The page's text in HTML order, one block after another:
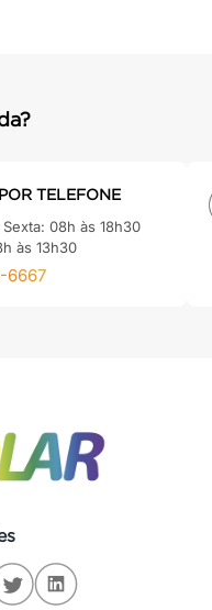
TELEFONE
08h às 18h30
às 13h30
6667